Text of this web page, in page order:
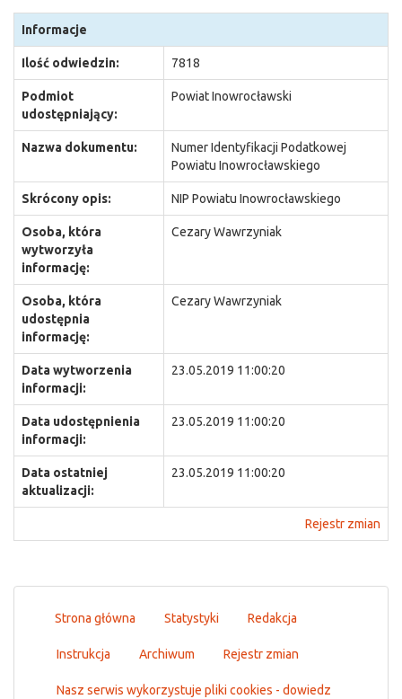
Informacje
Ilość odwiedzin: 7818
Podmiot
udostępniający:
Powiat Inowrocławski
Nazwa dokumentu:
Numer Identyfikacji Podatkowej
Powiatu Inowrocławskiego
Skrócony opis: NIP Powiatu Inowrocławskiego
Osoba, która
wytworzyła
informację:
Cezary Wawrzyniak
Osoba, która
udostępnia
informację:
Cezary Wawrzyniak
Data wytworzenia
informacji:
23.05.2019 11:00:20
Data udostępnienia
informacji:
23.05.2019 11:00:20
Data ostatniej
aktualizacji:
23.05.2019 11:00:20
Rejestr zmian
Strona główna Statystyki Redakcja
Instrukcja Archiwum Rejestr zmian
Nasz serwis wykorzystuje pliki cookies - dowiedz